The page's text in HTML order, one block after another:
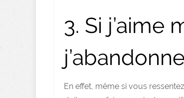
3. Si j’aime
En effet, même si vous